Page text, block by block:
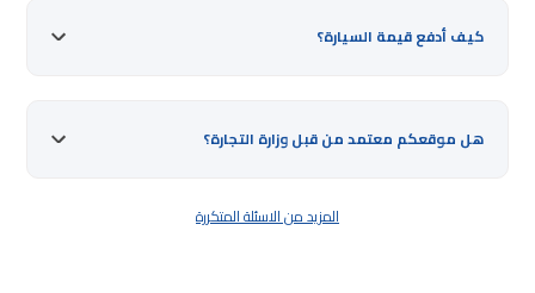
كيف أدفع قيمة السيارة؟
هل موقعكم معتمد من قبل وزارة التجارة؟
المزيد من الاسئلة المتكررة